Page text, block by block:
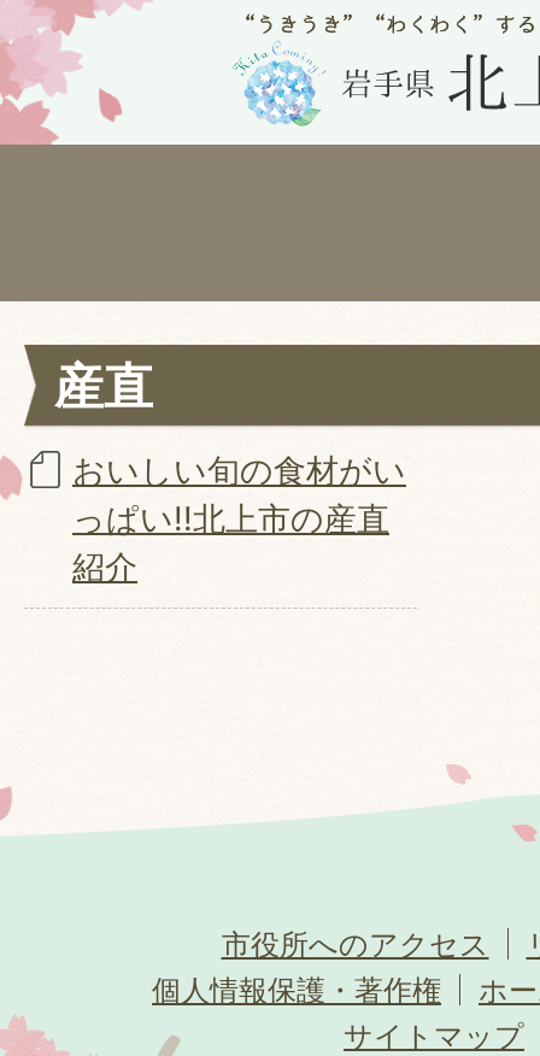
産直
おいしい旬の食材がい
っぱい!!北上市の産直
紹介
市役所へのアクセス
個人情報保護・著作権
ホ
サイトマップ